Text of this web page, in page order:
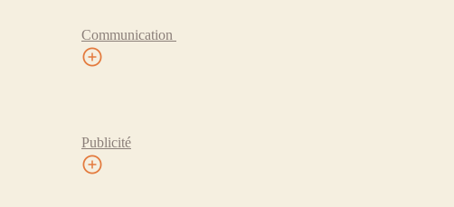
Communication
Publicité